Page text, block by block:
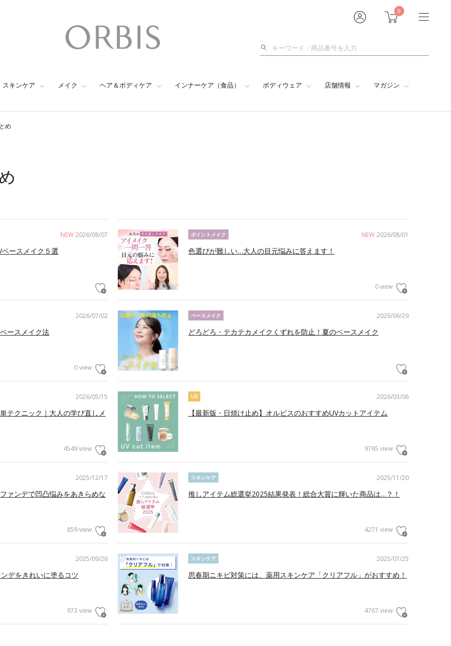
0
検
スキンケア メイク ヘア＆ボディケア インナーケア（食品） ボディウェア 店舗情報 マガジン
め
NEW 2026/08/07
ースメイク５選
NEW 2026/08/01
ポイントメイク
色選びが難しい…大人の目元悩みに答えます！
0 view
2026/07/02
ースメイク法
0 view
2026/06/29
ベースメイク
どろどろ・テカテカメイクくずれを防止！夏のベースメイク
2026/05/15
テクニック｜大人の学び直しメ
4549 view
2026/03/06
UV
【最新版・日焼け止め】オルビスのおすすめUVカットアイテム
9765 view
2025/12/17
ァンデで凹凸悩みをあきらめな
859 view
2025/11/20
スキンケア
推しアイテム総選挙2025結果発表！総合大賞に輝いた商品は…？！
4271 view
2025/09/26
デをきれいに塗るコツ
973 view
2025/07/25
スキンケア
思春期ニキビ対策には、薬用スキンケア「クリアフル」がおすすめ！
4767 view